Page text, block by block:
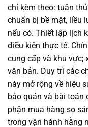
chỉ kèm theo: tuân
chuẩn bị bề mặt, liều
nếu có. Thiết lập lịch
điều kiện thực tế.
cung cấp và khu vực;
văn bản. Duy trì các
này mở rộng về hiệu
bảo quản và bài toán
phận mua hàng so
trong vận hành hằng